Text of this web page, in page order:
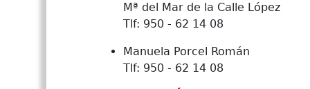
Mª del Mar de la Calle López
Tlf: 950 - 62 14 08
Manuela Porcel Román
Tlf: 950 - 62 14 08